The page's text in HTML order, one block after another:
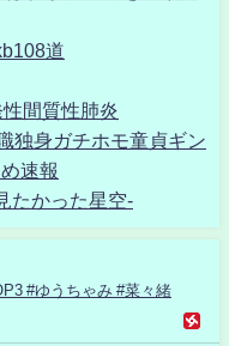
道
間質性肺炎
独身ガチホモ童貞ギン
速報
たかった星空-
#ゆうちゃみ #菜々緒